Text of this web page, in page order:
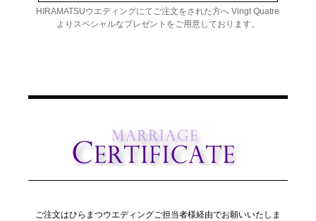
HIRAMATSUウエディングにてご注文をされた方へ Vingt Quatre
よりスペシャルなプレゼントをご用意しております。
ご注文はひらまつウエディングご担当者様経由でお願いいたしま